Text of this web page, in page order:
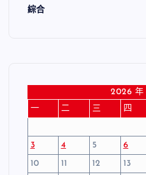
綜合
2026 年
一
二 三 四
3
4 5 6
10
11 12 13